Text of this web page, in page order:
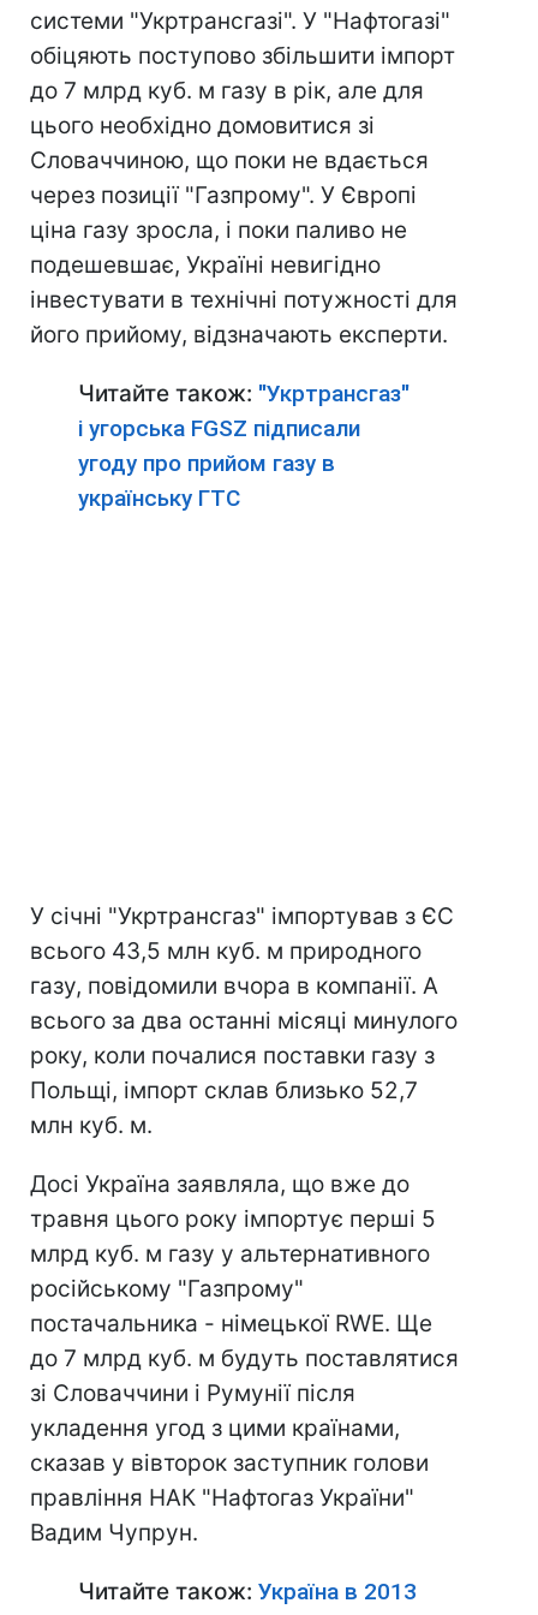
системи "Укртрансгазі". У "Нафтогазі"
обіцяють поступово збільшити імпорт
до 7 млрд куб. м газу в рік, але для
цього необхідно домовитися зі
Словаччиною, що поки не вдається
через позиції "Газпрому". У Європі
ціна газу зросла, і поки паливо не
подешевшає, Україні невигідно
інвестувати в технічні потужності для
його прийому, відзначають експерти.
Читайте також: "Укртрансгаз"
і угорська FGSZ підписали
угоду про прийом газу в
українську ГТС
У січні "Укртрансгаз" імпортував з ЄС
всього 43,5 млн куб. м природного
газу, повідомили вчора в компанії. А
всього за два останні місяці минулого
року, коли почалися поставки газу з
Польщі, імпорт склав близько 52,7
млн куб. м.
Досі Україна заявляла, що вже до
травня цього року імпортує перші 5
млрд куб. м газу у альтернативного
російському "Газпрому"
постачальника - німецької RWE. Ще
до 7 млрд куб. м будуть поставлятися
зі Словаччини і Румунії після
укладення угод з цими країнами,
сказав у вівторок заступник голови
правління НАК "Нафтогаз України"
Вадим Чупрун.
Читайте також: Україна в 2013